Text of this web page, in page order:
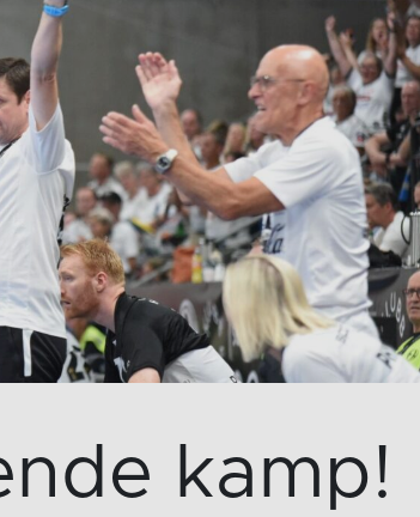
kamp!